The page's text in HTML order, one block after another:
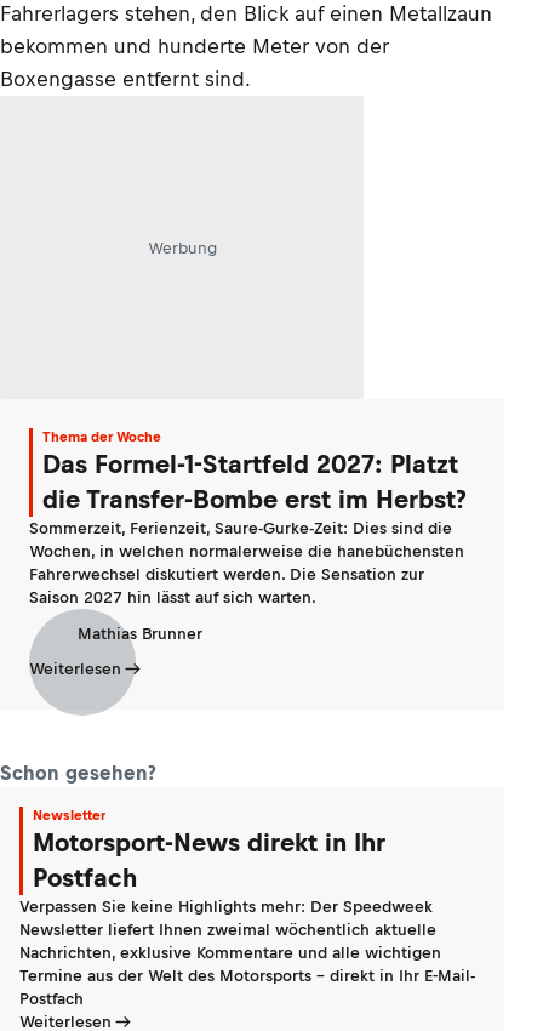
Fahrerlagers stehen, den Blick auf einen Metallzaun
bekommen und hunderte Meter von der
Boxengasse entfernt sind.
Werbung
Thema der Woche
Das Formel-1-Startfeld 2027: Platzt
die Transfer-Bombe erst im Herbst?
Sommerzeit, Ferienzeit, Saure-Gurke-Zeit: Dies sind die
Wochen, in welchen normalerweise die hanebüchensten
Fahrerwechsel diskutiert werden. Die Sensation zur
Saison 2027 hin lässt auf sich warten.
Mathias Brunner
Weiterlesen
Schon gesehen?
Newsletter
Motorsport-News direkt in Ihr
Postfach
Verpassen Sie keine Highlights mehr: Der Speedweek
Newsletter liefert Ihnen zweimal wöchentlich aktuelle
Nachrichten, exklusive Kommentare und alle wichtigen
Termine aus der Welt des Motorsports - direkt in Ihr E-Mail-
Postfach
Weiterlesen